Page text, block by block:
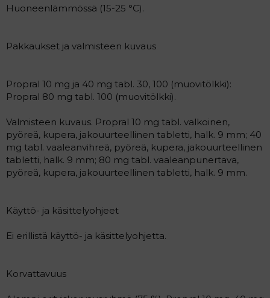
Huoneenlämmössä (15-25 °C).
Pakkaukset ja valmisteen kuvaus
Propral 10 mg ja 40 mg tabl. 30, 100 (muovitölkki):
Propral 80 mg tabl. 100 (muovitölkki).
Valmisteen kuvaus. Propral 10 mg tabl. valkoinen,
pyöreä, kupera, jakouurteellinen tabletti, halk. 9 mm; 40
mg tabl. vaaleanvihreä, pyöreä, kupera, jakouurteellinen
tabletti, halk. 9 mm; 80 mg tabl. vaaleanpunertava,
pyöreä, kupera, jakouurteellinen tabletti, halk. 9 mm.
Käyttö- ja käsittelyohjeet
Ei erillistä käyttö- ja käsittelyohjetta.
Korvattavuus